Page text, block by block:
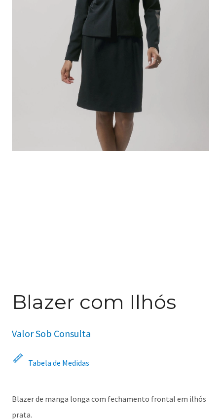
Blazer com Ilhós
Valor Sob Consulta
Tabela de Medidas
Blazer de manga longa com fechamento frontal em ilhós
prata.